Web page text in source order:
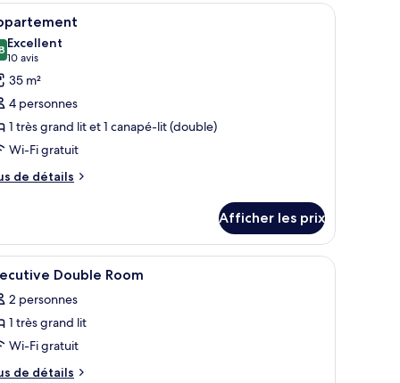
lit, d’un canapé, d’un coin repas et d’une kitchenette.
:
Un salon moderne avec un téléviseur à
7
sur 10
Excellent
10 avis
(10 avis)
35 m²
4 personnes
1 très grand lit et 1 canapé-lit (double)
Wi-Fi gratuit
de détails
Afficher les prix
par câble Une chambre d’hôtel avec un lit, un
2 Double Room
2 personnes
1 très grand lit
Wi-Fi gratuit
de détails